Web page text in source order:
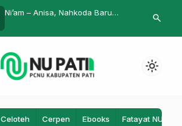
Ni’am – Anisa, Nahkoda Baru
Membeli
search
light_mode
Celoteh Cerpen Ebooks Fatayat NU